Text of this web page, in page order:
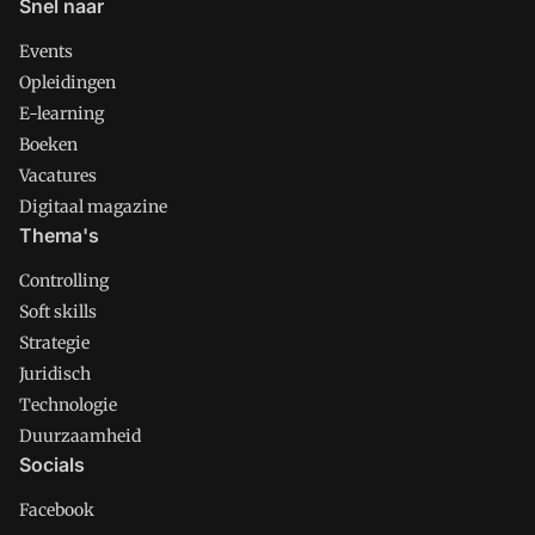
Snel naar
Events
Opleidingen
E-learning
Boeken
Vacatures
Digitaal magazine
Thema's
Controlling
Soft skills
Strategie
Juridisch
Technologie
Duurzaamheid
Socials
Facebook